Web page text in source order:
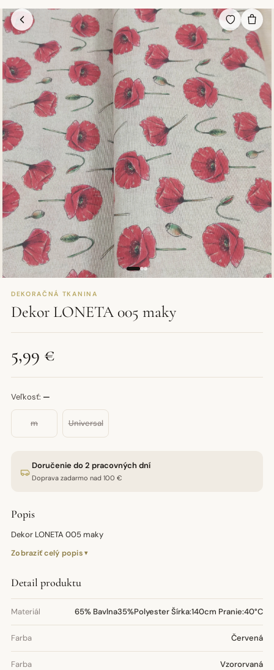
DEKORAČNÁ TKANINA
Dekor LONETA 005 maky
5,99 €
Veľkosť: —
m Universal
Doručenie do 2 pracovných dní
Doprava zadarmo nad 100 €
Popis
Dekor LONETA 005 maky
Zobraziť celý popis
Detail produktu
Materiál 65% Bavlna35%Polyester Šírka:140cm Pranie:40°C
Farba Červená
Farba Vzororvaná